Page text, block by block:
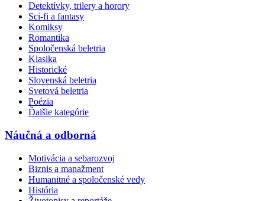
Detektívky, trilery a horory
Sci-fi a fantasy
Komiksy
Romantika
Spoločenská beletria
Klasika
Historické
Slovenská beletria
Svetová beletria
Poézia
Ďalšie kategórie
Náučná a odborná
Motivácia a sebarozvoj
Biznis a manažment
Humanitné a spoločenské vedy
História